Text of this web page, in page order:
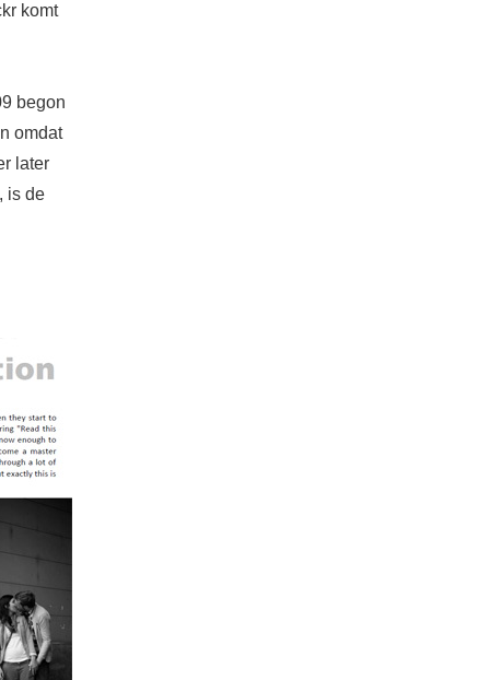
komt
begon
omdat
later
is de